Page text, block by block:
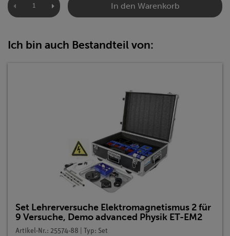
In den Warenkorb
Ich bin auch Bestandteil von:
Set Lehrerversuche Elektromagnetismus 2 für
9 Versuche, Demo advanced Physik ET-EM2
Artikel-Nr.: 25574-88 | Typ: Set